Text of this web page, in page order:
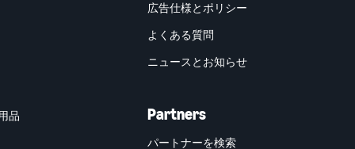
品
広告仕様とポリシー
よくある質問
ニュースとお知らせ
Partners
パートナーを検索